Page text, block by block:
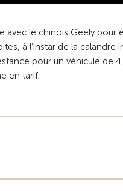
le chinois Geely pour
à l’instar de la calandre
pour un véhicule de
en tarif.